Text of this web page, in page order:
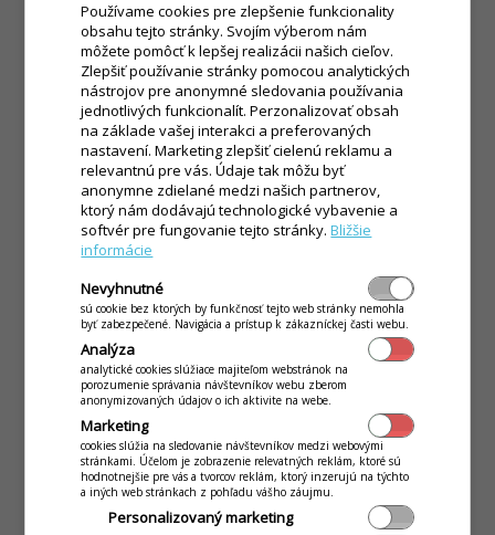
Podporu pre aplikáciu iKelp Pokladňa zabezpečujeme
pomocou našich servisných partnerov po celom území
Slovenska. Máte tak istotu, že servis a podpora sú vždy
nablízku:Kontaktujte sieť našich servisných partnerov
Výrobca aplikácií iKelp
Bernolákova 1A
901 01 Malacky
IČO:36289141
IČ DPH:SK2022154332
Register: OR: Mestský súd Bratislava
III,vl.č.:40021/B
Používame cookies pre zlepšenie funkcionality
obsahu tejto stránky. Svojím výberom nám
môžete pomôcť k lepšej realizácii našich cieľov.
Zlepšiť používanie stránky pomocou analytických
nástrojov pre anonymné sledovania používania
jednotlivých funkcionalít. Perzonalizovať obsah
na základe vašej interakci a preferovaných
nastavení. Marketing zlepšiť cielenú reklamu a
relevantnú pre vás. Údaje tak môžu byť
anonymne zdielané medzi našich partnerov,
ktorý nám dodávajú technologické vybavenie a
softvér pre fungovanie tejto stránky.Bližšie
informácie
Nevyhnutné
sú cookie bez ktorých by funkčnosť tejto web stránky nemohla
byť zabezpečené. Navigácia a prístup k zákazníckej časti webu.
Analýza
analytické cookies slúžiace majiteľom webstránok na
porozumenie správania návštevníkov webu zberom
anonymizovaných údajov o ich aktivite na webe.
Marketing
cookies slúžia na sledovanie návštevníkov medzi webovými
stránkami. Účelom je zobrazenie relevatných reklám, ktoré sú
hodnotnejšie pre vás a tvorcov reklám, ktorý inzerujú na týchto
a iných web stránkach z pohľadu vášho záujmu.
Personalizovaný marketing